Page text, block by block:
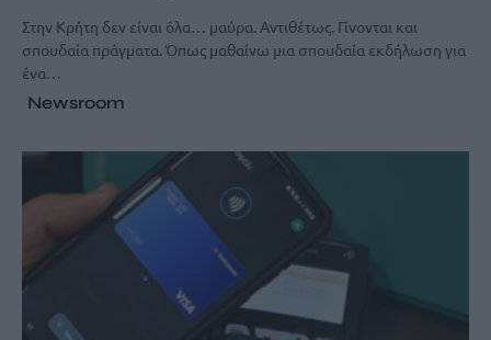
Στην Κρήτη δεν είναι όλα… μαύρα. Αντιθέτως. Γίνονται και
σπουδαία πράγματα. Όπως μαθαίνω μια σπουδαία εκδήλωση για
ένα…
Newsroom